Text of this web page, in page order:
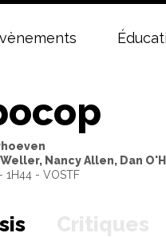
Nancy Allen, Dan
1H44 - VOSTF